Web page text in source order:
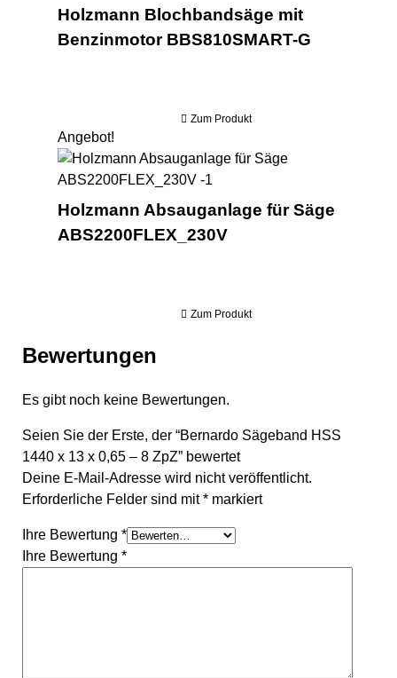
Holzmann Blochbandsäge mit
Benzinmotor BBS810SMART-G
Zum Produkt
Angebot!
Holzmann Absauganlage für Säge
ABS2200FLEX_230V
Zum Produkt
Bewertungen
Es gibt noch keine Bewertungen.
Seien Sie der Erste, der “Bernardo Sägeband HSS
1440 x 13 x 0,65 – 8 ZpZ” bewertet
Deine E-Mail-Adresse wird nicht veröffentlicht.
Erforderliche Felder sind mit* markiert
Ihre Bewertung *
Ihre Bewertung *